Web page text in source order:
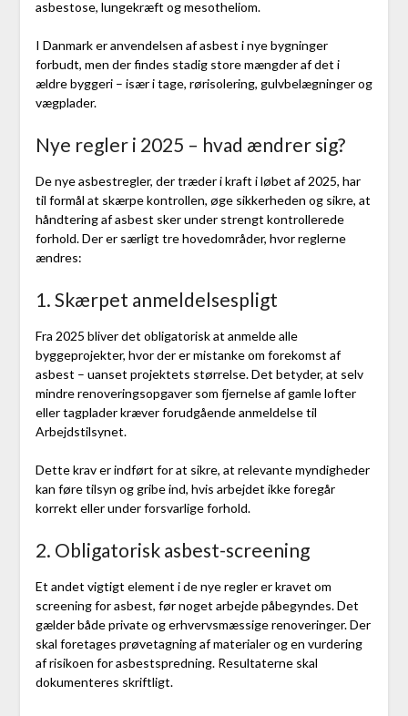
asbestose, lungekræft og mesotheliom.
I Danmark er anvendelsen af asbest i nye bygninger
forbudt, men der findes stadig store mængder af det i
ældre byggeri – især i tage, rørisolering, gulvbelægninger og
vægplader.
Nye regler i 2025 – hvad ændrer sig?
De nye asbestregler, der træder i kraft i løbet af 2025, har
til formål at skærpe kontrollen, øge sikkerheden og sikre, at
håndtering af asbest sker under strengt kontrollerede
forhold. Der er særligt tre hovedområder, hvor reglerne
ændres:
1. Skærpet anmeldelsespligt
Fra 2025 bliver det obligatorisk at anmelde alle
byggeprojekter, hvor der er mistanke om forekomst af
asbest – uanset projektets størrelse. Det betyder, at selv
mindre renoveringsopgaver som fjernelse af gamle lofter
eller tagplader kræver forudgående anmeldelse til
Arbejdstilsynet.
Dette krav er indført for at sikre, at relevante myndigheder
kan føre tilsyn og gribe ind, hvis arbejdet ikke foregår
korrekt eller under forsvarlige forhold.
2. Obligatorisk asbest-screening
Et andet vigtigt element i de nye regler er kravet om
screening for asbest, før noget arbejde påbegyndes. Det
gælder både private og erhvervsmæssige renoveringer. Der
skal foretages prøvetagning af materialer og en vurdering
af risikoen for asbestspredning. Resultaterne skal
dokumenteres skriftligt.